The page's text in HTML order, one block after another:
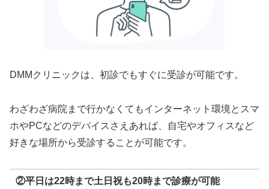
DMMクリニックは、初診でもすぐに受診が可能です。
わざわざ病院まで行かなくてもインターネット環境とスマ
ホやPCなどのデバイスさえあれば、自宅やオフィスなど
好きな場所から受診することが可能です。
②平日は22時まで土日祝も20時まで診療が可能